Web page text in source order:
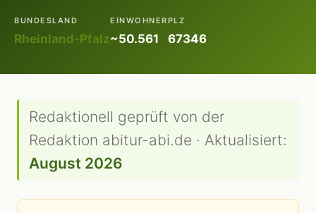
BUNDESLAND
Rheinland-Pfalz
EINWOHNER
~50.561
PLZ
67346
Redaktionell geprüft von der
Redaktion abitur-abi.de · Aktualisiert:
August 2026